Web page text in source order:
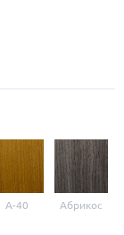
A-40 Абрикос